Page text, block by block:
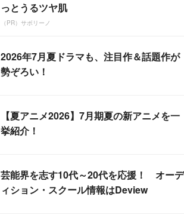
っとうるツヤ肌
（PR）サボリーノ
2026年7月夏ドラマも、注目作＆話題作が
勢ぞろい！
【夏アニメ2026】7月期夏の新アニメを一
挙紹介！
芸能界を志す10代～20代を応援！ オーデ
ィション・スクール情報はDeview